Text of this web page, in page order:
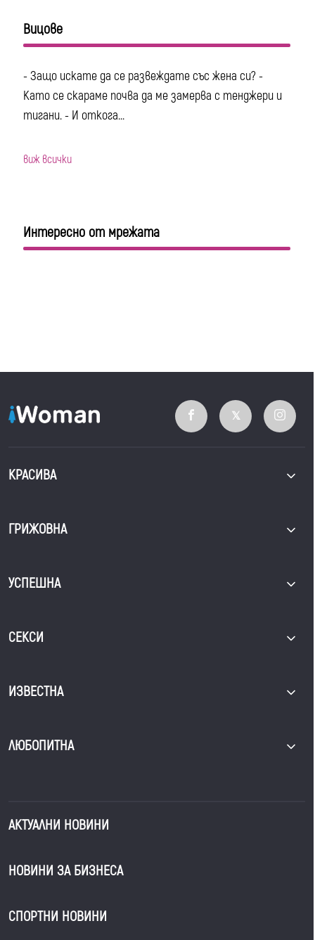
Вицове
- Защо искате да се развеждате със жена си? -
Като се скараме почва да ме замерва с тенджери и
тигани. - И откога...
виж всички
Интересно от мрежата
КРАСИВА
ГРИЖОВНА
УСПЕШНА
СЕКСИ
ИЗВЕСТНА
ЛЮБОПИТНА
АКТУАЛНИ НОВИНИ
НОВИНИ ЗА БИЗНЕСА
СПОРТНИ НОВИНИ